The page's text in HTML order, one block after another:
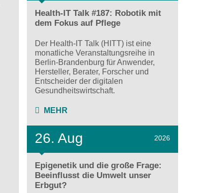
Health-IT Talk #187: Robotik mit
dem Fokus auf Pflege
Der Health-IT Talk (HITT) ist eine
monatliche Veranstaltungsreihe in
Berlin-Brandenburg für Anwender,
Hersteller, Berater, Forscher und
Entscheider der digitalen
Gesundheitswirtschaft.
MEHR
26. Aug 2026
Epigenetik und die große Frage:
Beeinflusst die Umwelt unser
Erbgut?